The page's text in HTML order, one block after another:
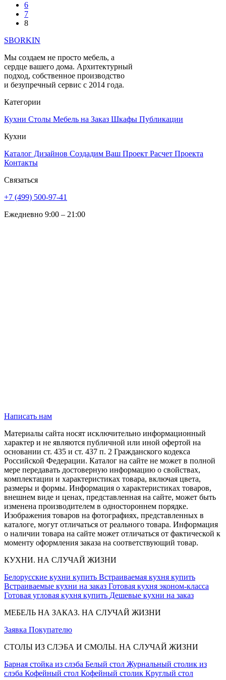
6
7
8
SBORKIN
Мы создаем не просто мебель, а
сердце вашего дома. Архитектурный
подход, собственное производство
и безупречный сервис с 2014 года.
Категории
Кухни Столы Мебель на Заказ Шкафы Публикации
Кухни
Каталог Дизайнов Создадим Ваш Проект Расчет Проекта
Контакты
Связаться
+7 (499) 500-97-41
Ежедневно 9:00 – 21:00
Написать нам
Материалы сайта носят исключительно информационный
характер и не являются публичной или иной офертой на
основании ст. 435 и ст. 437 п. 2 Гражданского кодекса
Российской Федерации. Каталог на сайте не может в полной
мере передавать достоверную информацию о свойствах,
комплектации и характеристиках товара, включая цвета,
размеры и формы. Информация о характеристиках товаров,
внешнем виде и ценах, представленная на сайте, может быть
изменена производителем в одностороннем порядке.
Изображения товаров на фотографиях, представленных в
каталоге, могут отличаться от реального товара. Информация
о наличии товара на сайте может отличаться от фактической к
моменту оформления заказа на соответствующий товар.
КУХНИ. НА СЛУЧАЙ ЖИЗНИ
Белорусские кухни купить Встраиваемая кухня купить
Встраиваемые кухни на заказ Готовая кухня эконом-класса
Готовая угловая кухня купить Дешевые кухни на заказ
МЕБЕЛЬ НА ЗАКАЗ. НА СЛУЧАЙ ЖИЗНИ
Заявка Покупателю
СТОЛЫ ИЗ СЛЭБА И СМОЛЫ. НА СЛУЧАЙ ЖИЗНИ
Барная стойка из слэба Белый стол Журнальный столик из
слэба Кофейный стол Кофейный столик Круглый стол